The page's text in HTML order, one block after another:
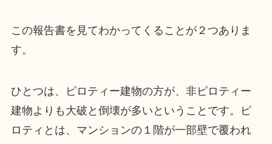
この報告書を見てわかってくることが２つありま
す。
ひとつは、ピロティー建物の方が、非ピロティー
建物よりも大破と倒壊が多いということです。ピ
ロティとは、マンションの１階が一部壁で覆われ